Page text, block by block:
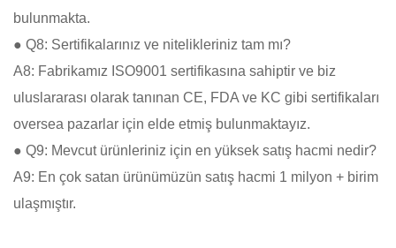
bulunmakta.
● Q8: Sertifikalarınız ve nitelikleriniz tam mı?
A8: Fabrikamız ISO9001 sertifikasına sahiptir ve biz
uluslararası olarak tanınan CE, FDA ve KC gibi sertifikaları
oversea pazarlar için elde etmiş bulunmaktayız.
● Q9: Mevcut ürünleriniz için en yüksek satış hacmi nedir?
A9: En çok satan ürünümüzün satış hacmi 1 milyon + birim
ulaşmıştır.